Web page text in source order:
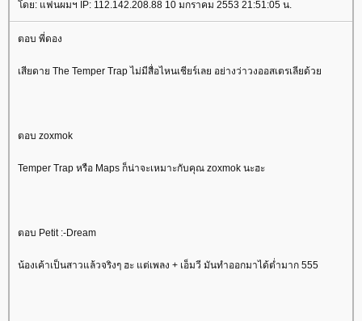
ดย: แฟนผมฯ IP: 112.142.208.88 10 มกราคม 2553 21:51:05 น.
ตอบ พี่ดอง
เสียดาย The Temper Trap ไม่มีสื่อไหนเชียร์เลย อย่างว่าวงออสเตรเลียด้ว
ตอบ zoxmok
Temper Trap หรือ Maps ก็น่าจะเหมาะกับคุณ zoxmok นะฮะ
ตอบ Petit :-Dream
น้องเค้าเป็นสาวแล้วจริงๆ ฮะ แต่เพลง + เอ็มวี มันทำออกมาได้ต่ำมาก 555